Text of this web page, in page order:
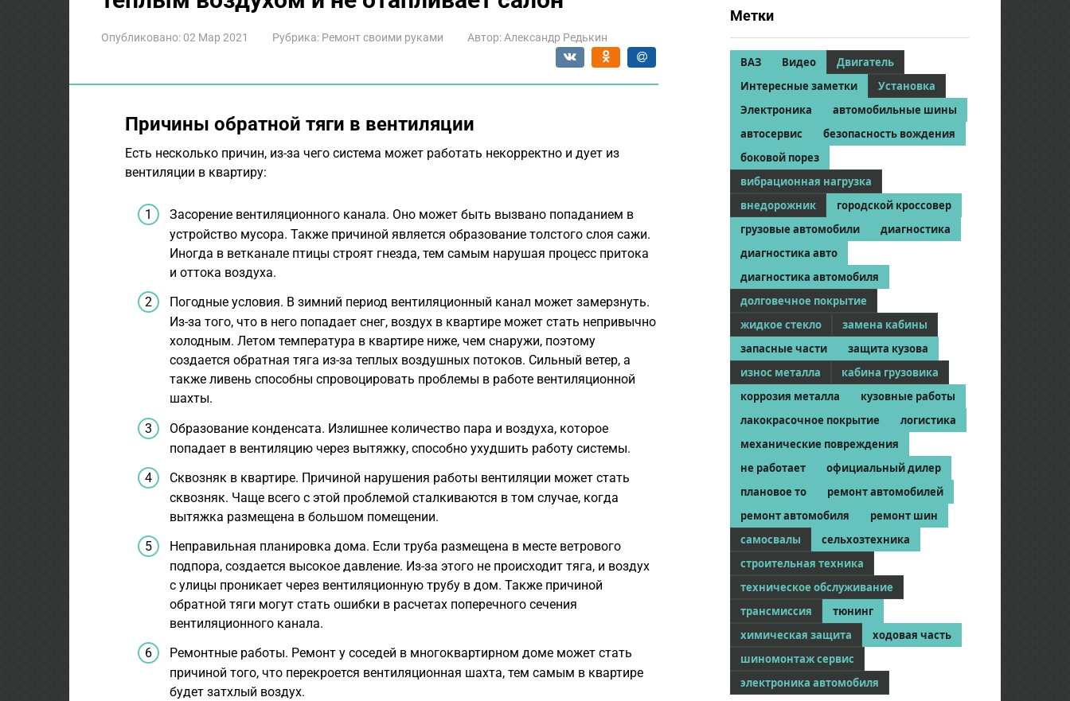
Опубликовано: 02 Мар 2021 Рубрика: Ремонт своими руками Автор: Александр Редькин
Причины обратной тяги в вентиляции
Есть несколько причин, из-за чего система может работать некорректно и дует из
вентиляции в квартиру:
Засорение вентиляционного канала. Оно может быть вызвано попаданием в
устройство мусора. Также причиной является образование толстого слоя сажи.
Иногда в ветканале птицы строят гнезда, тем самым нарушая процесс притока
и оттока воздуха.
Погодные условия. В зимний период вентиляционный канал может замерзнуть.
Из-за того, что в него попадает снег, воздух в квартире может стать непривычно
холодным. Летом температура в квартире ниже, чем снаружи, поэтому
создается обратная тяга из-за теплых воздушных потоков. Сильный ветер, а
также ливень способны спровоцировать проблемы в работе вентиляционной
шахты.
Образование конденсата. Излишнее количество пара и воздуха, которое
попадает в вентиляцию через вытяжку, способно ухудшить работу системы.
Сквозняк в квартире. Причиной нарушения работы вентиляции может стать
сквозняк. Чаще всего с этой проблемой сталкиваются в том случае, когда
вытяжка размещена в большом помещении.
Неправильная планировка дома. Если труба размещена в месте ветрового
подпора, создается высокое давление. Из-за этого не происходит тяга, и воздух
с улицы проникает через вентиляционную трубу в дом. Также причиной
обратной тяги могут стать ошибки в расчетах поперечного сечения
вентиляционного канала.
Ремонтные работы. Ремонт у соседей в многоквартирном доме может стать
причиной того, что перекроется вентиляционная шахта, тем самым в квартире
будет затхлый воздух.
Метки
ВАЗ Видео
Двигатель
Интересные заметки
Установка
Электроника
автомобильные шины
автосервис
безопасность вождения
боковой порез
вибрационная нагрузка
внедорожник
городской кроссовер
грузовые автомобили
диагностика
диагностика авто
диагностика автомобиля
долговечное покрытие
жидкое стекло
замена кабины
запасные части
защита кузова
износ металла
кабина грузовика
коррозия металла
кузовные работы
лакокрасочное покрытие
логистика
механические повреждения
не работает
официальный дилер
плановое то
ремонт автомобилей
ремонт автомобиля
ремонт шин
самосвалы
сельхозтехника
строительная техника
техническое обслуживание
трансмиссия
тюнинг
химическая защита
ходовая часть
шиномонтаж сервис
электроника автомобиля